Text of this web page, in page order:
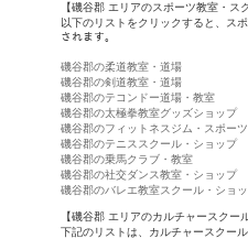
【磯谷郡 エリアのスポーツ教室・ス
以下のリストをクリックすると、ス
されます。
磯谷郡の柔道教室・道場
磯谷郡の剣道教室・道場
磯谷郡のテコンドー道場・教室
磯谷郡の太極拳教室グッズショップ
磯谷郡のフィットネスジム・スポー
磯谷郡のテニススクール・ショップ
磯谷郡の乗馬クラブ・教室
磯谷郡の社交ダンス教室・ショップ
磯谷郡のバレエ教室スクール・ショ
【磯谷郡 エリアのカルチャースクー
下記のリストは、カルチャースクー